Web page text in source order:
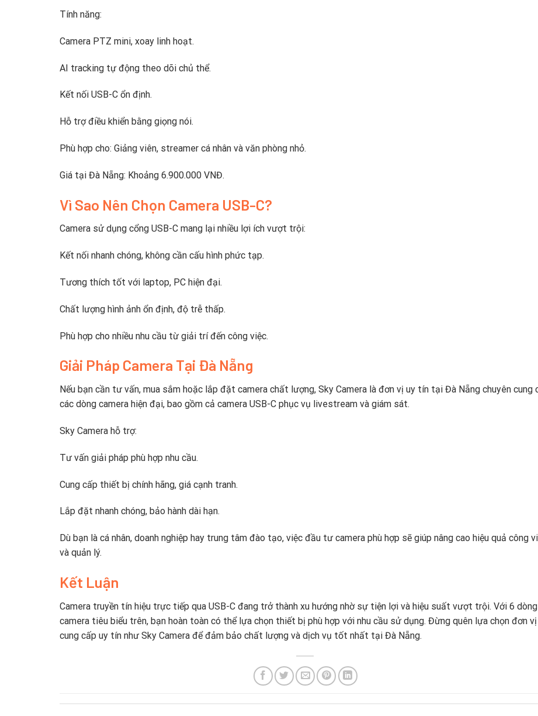
Tính năng:
Camera PTZ mini, xoay linh hoạt.
AI tracking tự động theo dõi chủ thể.
Kết nối USB-C ổn định.
Hỗ trợ điều khiển bằng giọng nói.
Phù hợp cho: Giảng viên, streamer cá nhân và văn phòng nhỏ.
Giá tại Đà Nẵng: Khoảng 6.900.000 VNĐ.
Vì Sao Nên Chọn Camera USB-C?
Camera sử dụng cổng USB-C mang lại nhiều lợi ích vượt trội:
Kết nối nhanh chóng, không cần cấu hình phức tạp.
Tương thích tốt với laptop, PC hiện đại.
Chất lượng hình ảnh ổn định, độ trễ thấp.
Phù hợp cho nhiều nhu cầu từ giải trí đến công việc.
Giải Pháp Camera Tại Đà Nẵng
Nếu bạn cần tư vấn, mua sắm hoặc lắp đặt camera chất lượng, Sky Camera là đơn vị uy tín tại Đà Nẵng chuyên cung
các dòng camera hiện đại, bao gồm cả camera USB-C phục vụ livestream và giám sát.
Sky Camera hỗ trợ:
Tư vấn giải pháp phù hợp nhu cầu.
Cung cấp thiết bị chính hãng, giá cạnh tranh.
Lắp đặt nhanh chóng, bảo hành dài hạn.
Dù bạn là cá nhân, doanh nghiệp hay trung tâm đào tạo, việc đầu tư camera phù hợp sẽ giúp nâng cao hiệu quả công
và quản lý.
Kết Luận
Camera truyền tín hiệu trực tiếp qua USB-C đang trở thành xu hướng nhờ sự tiện lợi và hiệu suất vượt trội. Với 6 dòng
camera tiêu biểu trên, bạn hoàn toàn có thể lựa chọn thiết bị phù hợp với nhu cầu sử dụng. Đừng quên lựa chọn đơn vị
cung cấp uy tín như Sky Camera để đảm bảo chất lượng và dịch vụ tốt nhất tại Đà Nẵng.